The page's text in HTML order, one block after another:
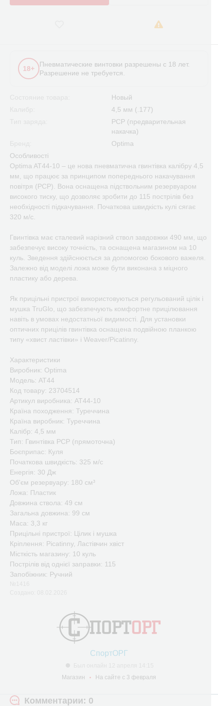
18+
Пневматические винтовки разрешены с 18 лет.
Разрешение не требуется.
Новый
4,5 мм (.177)
PCP (предварительная
накачка)
Optima
Особливості
Optima AT44-10 – це нова пневматична гвинтівка калібру 4,5
мм, що працює за принципом попереднього накачування
повітря (PCP). Вона оснащена підствольним резервуаром
високого тиску, що дозволяє зробити до 115 пострілів без
необхідності підкачування. Початкова швидкість кулі сягає
320 м/с.
Гвинтівка має сталевий нарізний ствол завдовжки 490 мм, що
забезпечує високу точність, та оснащена магазином на 10
куль. Зведення здійснюється за допомогою бокового важеля.
Залежно від моделі ложа може бути виконана з міцного
пластику або дерева.
Як прицільні пристрої використовуються регульований цілік і
мушка TruGlo, що забезпечують комфортне прицілювання
навіть в умовах недостатньої видимості. Для установки
оптичних прицілів гвинтівка оснащена подвійною планкою
типу «хвист ластівки» і Weaver/Picatinny.
Характеристики
Виробник: Optima
Модель: AT44
Код товару: 23704514
Артикул виробника: AT44-10
Країна походження: Туреччина
Країна виробник: Туреччина
Калібр: 4,5 мм
Тип: Гвинтівка PCP (прямоточна)
Боєприпас: Куля
Початкова швидкість: 325 м/с
Енергія: 30 Дж
Об'єм резервуару: 180 см³
Ложа: Пластик
Довжина ствола: 49 см
Загальна довжина: 99 см
Маса: 3,3 кг
Прицільні пристрої: Цілик і мушка
Кріплення: Picatinny, Ластівчин хвіст
Місткість магазину: 10 куль
Пострілів від однієї заправки: 115
Запобіжник: Ручний
СпортОРГ
Магазин
На сайте с 3 февраля
Комментарии: 0